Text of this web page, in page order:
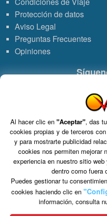
Protección de datos
Aviso Legal
Preguntas Frecuentes
Opiniones
a
Grupo VDT - Viajes Dominicana
S.L. Tomo 15717, Folio
C/ Marie Curie 5 Edificio Alpha 3ª
Al hacer clic en "Aceptar", das
cookies propias y de terceros
y para mostrarte publicidad
cookies nos permiten mejorar
experiencia en nuestro sitio
dentro como fuera
Puedes gestionar tu
cookies haciendo clic en
información, consulta